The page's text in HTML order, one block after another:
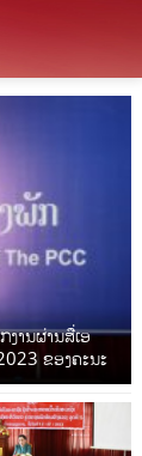
ານຜ່ານສື່ເອ
ຂອງຄະນະ